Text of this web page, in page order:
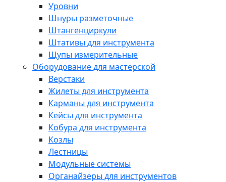
Уровни
Шнуры разметочные
Штангенциркули
Штативы для инструмента
Щупы измерительные
Оборудование для мастерской
Верстаки
Жилеты для инструмента
Карманы для инструмента
Кейсы для инструмента
Кобура для инструмента
Козлы
Лестницы
Модульные системы
Органайзеры для инструментов